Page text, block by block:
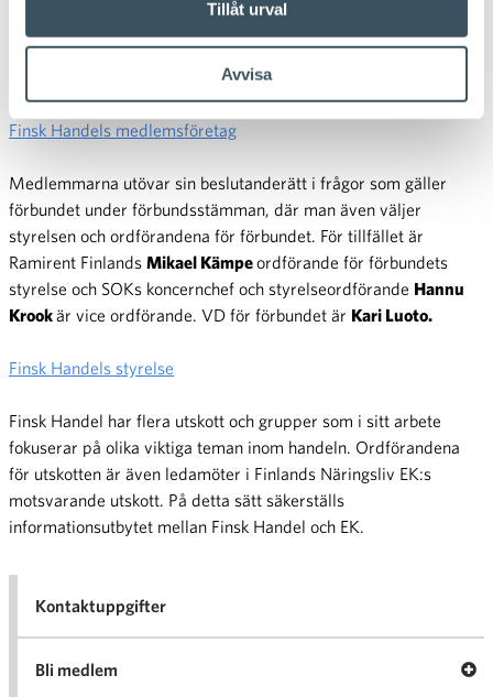
Tillåt urval
Avvisa
Näringsliv EK, och alla företag som ansluter sig till Finsk Handel
ansluter sig samtidigt även till EK.
Finsk Handels medlemsföretag
Medlemmarna utövar sin beslutanderätt i frågor som gäller
förbundet under förbundsstämman, där man även väljer
styrelsen och ordförandena för förbundet. För tillfället är
Ramirent Finlands Mikael Kämpeordförande för förbundets
styrelse och SOKs koncernchef och styrelseordförande Hannu
Krookär vice ordförande. VD för förbundet är Kari Luoto.
Finsk Handels styrelse
Finsk Handel har flera utskott och grupper som i sitt arbete
fokuserar på olika viktiga teman inom handeln. Ordförandena
för utskotten är även ledamöter i Finlands Näringsliv EK:s
motsvarande utskott. På detta sätt säkerställs
informationsutbytet mellan Finsk Handel och EK.
Kontaktuppgifter
Bli medlem